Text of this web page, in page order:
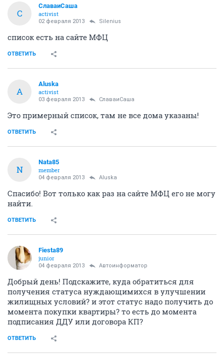
С
СлаваиСаша
activist
02 февраля 2013 Silenius
список есть на сайте МФЦ
ОТВЕТИТЬ
A
Aluska
activist
03 февраля 2013 СлаваиСаша
Это примерный список, там не все дома указаны!
ОТВЕТИТЬ
N
Nata85
member
04 февраля 2013 Aluska
Спасибо! Вот только как раз на сайте МФЦ его не могу
найти.
ОТВЕТИТЬ
Fiesta89
junior
04 февраля 2013 Автоинформатор
Добрый день! Подскажите, куда обратиться для
получения статуса нуждающимихся в улучшении
жилищных условий? и этот статус надо получить до
момента покупки квартиры? то есть до момента
подписания ДДУ или договора КП?
ОТВЕТИТЬ